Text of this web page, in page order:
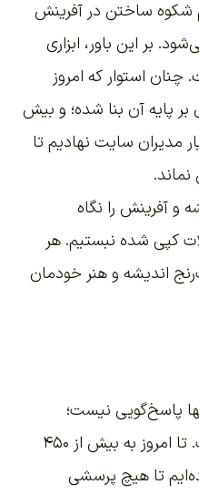
شکوه ساختن در آفرینش
بر این باور، ابزاری
. چنان استوار که امروز
بر پایه آن بنا شده؛ و بیش
مدیران سایت نهادیم تا
و آفرینش را نگاه
کپی شده نبستیم. هر
اندیشه و هنر خودمان
پاسخ‌گویی نیست؛
همراهی در مسیر ساختن است. تا امروز به بیش از ۴۵۰
تا هیچ پرسشی